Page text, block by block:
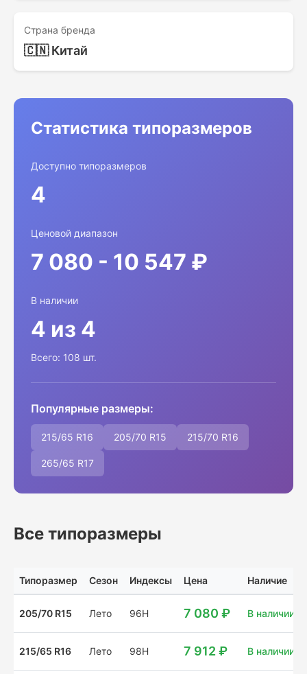
Страна бренда
🇨🇳 Китай
Статистика типоразмеров
Доступно типоразмеров
4
Ценовой диапазон
7 080 - 10 547 ₽
В наличии
4 из 4
Всего: 108 шт.
Популярные размеры:
215/65 R16 205/70 R15 215/70 R16
265/65 R17
Все типоразмеры
Типоразмер Сезон Индексы Цена Наличие
205/70 R15 Лето 96H 7 080 ₽ В наличии:
215/65 R16 Лето 98H 7 912 ₽ В наличии: